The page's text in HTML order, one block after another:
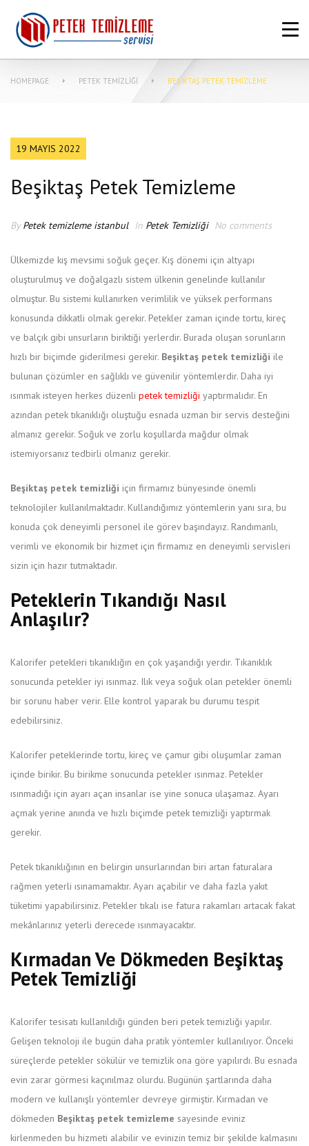
ANASAYFA
HAKKIMIZDA
PETEK TEMIZLEME FIYATLARI
HOMEPAGE PETEK TEMIZLIĞI BEŞIKTAŞ PETEK TEMIZLEME
19 MAYIS 2022
Beşiktaş Petek Temizleme
ByPetek temizleme istanbul In Petek Temizliği No comments
Ülkemizde kış mevsimi soğuk geçer. Kış dönemi için altyapı
oluşturulmuş ve doğalgazlı sistem ülkenin genelinde kullanılır
olmuştur. Bu sistemi kullanırken verimlilik ve yüksek performans
konusunda dikkatli olmak gerekir. Petekler zaman içinde tortu, kireç
ve balçık gibi unsurların biriktiği yerlerdir. Burada oluşan sorunların
hızlı bir biçimde giderilmesi gerekir. Beşiktaş petek temizliği ile
bulunan çözümler en sağlıklı ve güvenilir yöntemlerdir. Daha iyi
ısınmak isteyen herkes düzenli petek temizliği yaptırmalıdır. En
azından petek tıkanıklığı oluştuğu esnada uzman bir servis desteğini
almanız gerekir. Soğuk ve zorlu koşullarda mağdur olmak
istemiyorsanız tedbirli olmanız gerekir.
Beşiktaş petek temizliği için firmamız bünyesinde önemli
teknolojiler kullanılmaktadır. Kullandığımız yöntemlerin yanı sıra, bu
konuda çok deneyimli personel ile görev başındayız. Randımanlı,
verimli ve ekonomik bir hizmet için firmamız en deneyimli servisleri
sizin için hazır tutmaktadır.
Peteklerin Tıkandığı Nasıl
Anlaşılır?
Kalorifer petekleri tıkanıklığın en çok yaşandığı yerdir. Tıkanıklık
sonucunda petekler iyi ısınmaz. Ilık veya soğuk olan petekler önemli
bir sorunu haber verir. Elle kontrol yaparak bu durumu tespit
edebilirsiniz.
Kalorifer peteklerinde tortu, kireç ve çamur gibi oluşumlar zaman
içinde birikir. Bu birikme sonucunda petekler ısınmaz. Petekler
ısınmadığı için ayarı açan insanlar ise yine sonuca ulaşamaz. Ayarı
açmak yerine anında ve hızlı biçimde petek temizliği yaptırmak
gerekir.
Petek tıkanıklığının en belirgin unsurlarından biri artan faturalara
rağmen yeterli ısınamamaktır. Ayarı açabilir ve daha fazla yakıt
tüketimi yapabilirsiniz. Petekler tıkalı ise fatura rakamları artacak fakat
mekânlarınız yeterli derecede ısınmayacaktır.
Kırmadan Ve Dökmeden Beşiktaş
Petek Temizliği
Kalorifer tesisatı kullanıldığı günden beri petek temizliği yapılır.
Gelişen teknoloji ile bugün daha pratik yöntemler kullanılıyor. Önceki
süreçlerde petekler sökülür ve temizlik ona göre yapılırdı. Bu esnada
evin zarar görmesi kaçınılmaz olurdu. Bugünün şartlarında daha
modern ve kullanışlı yöntemler devreye girmiştir. Kırmadan ve
dökmeden Beşiktaş petek temizleme sayesinde eviniz
kirlenmeden bu hizmeti alabilir ve evinizin temiz bir şekilde kalmasını